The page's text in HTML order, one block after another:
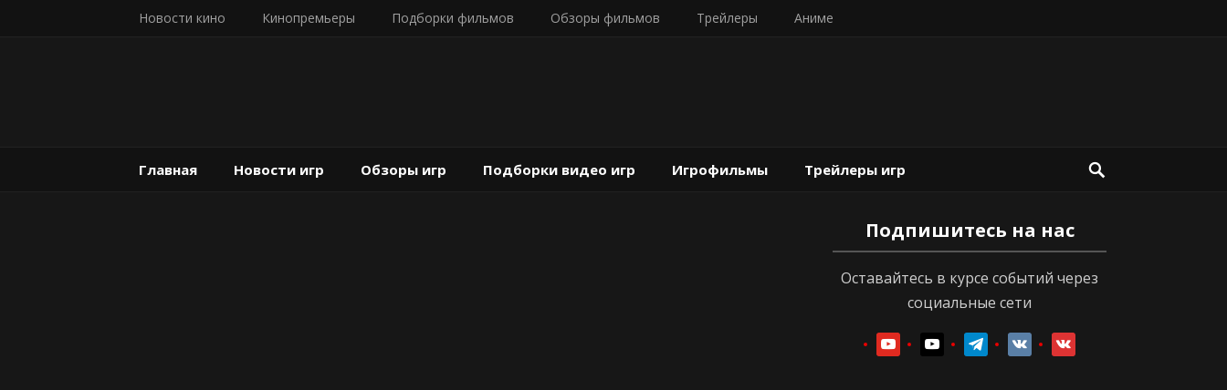
Новости кино Кинопремьеры Подборки фильмов Обзоры фильмов Трейлеры Аниме
Главная Новости игр Обзоры игр Подборки видео игр Игрофильмы Трейлеры игр
Подпишитесь на нас
Оставайтесь в курсе событий через
социальные сети
youtubeyoutubetelegramvkontaktevkontakte